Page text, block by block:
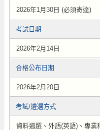
2026年1月30日 (必須寄達)
考試日期
2026年2月14日
合格公布日期
2026年2月20日
考試/遴選方式
資料遴選、外語(英語)、專